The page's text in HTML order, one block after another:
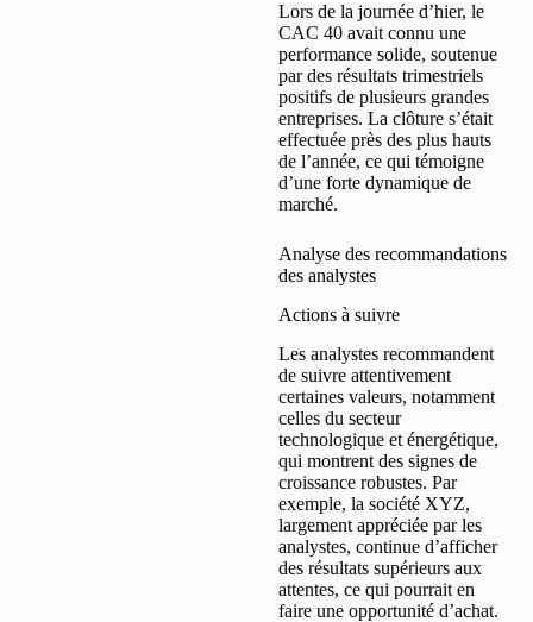
Lors de la journée d’hier, le
CAC 40 avait connu une
performance solide, soutenue
par des résultats trimestriels
positifs de plusieurs grandes
entreprises. La clôture s’était
effectuée près des plus hauts
de l’année, ce qui témoigne
d’une forte dynamique de
marché.
Analyse des recommandations
des analystes
Actions à suivre
Les analystes recommandent
de suivre attentivement
certaines valeurs, notamment
celles du secteur
technologique et énergétique,
qui montrent des signes de
croissance robustes. Par
exemple, la société XYZ,
largement appréciée par les
analystes, continue d’afficher
des résultats supérieurs aux
attentes, ce qui pourrait en
faire une opportunité d’achat.